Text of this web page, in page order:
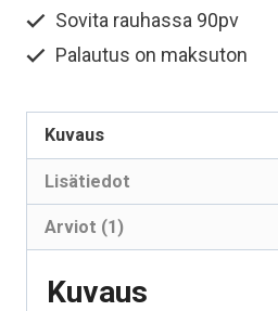
Vaaleanpunainen
määrä
Sovita rauhassa 90pv
Palautus on maksuton
Kuvaus
Lisätiedot
Arviot (1)
Kuvaus